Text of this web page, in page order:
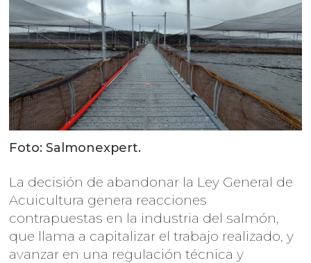
Foto: Salmonexpert.
La decisión de abandonar la Ley General de
Acuicultura genera reacciones
contrapuestas en la industria del salmón,
que llama a capitalizar el trabajo realizado, y
avanzar en una regulación técnica y